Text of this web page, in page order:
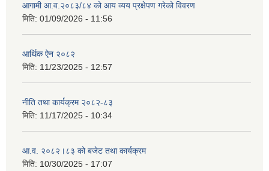
आगामी आ.व.२०८३/८४ को आय व्यय प्रक्षेपण गरेको विवरण
मिति: 01/09/2026 - 11:56
आर्थिक ऐन २०८२
मिति: 11/23/2025 - 12:57
नीति तथा कार्यक्रम २०८२-८३
मिति: 11/17/2025 - 10:34
आ.व. २०८२।८३ को बजेट तथा कार्यक्रम
मिति: 10/30/2025 - 17:07